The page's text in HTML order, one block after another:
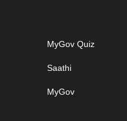
MyGov Quiz
Saathi
MyGov